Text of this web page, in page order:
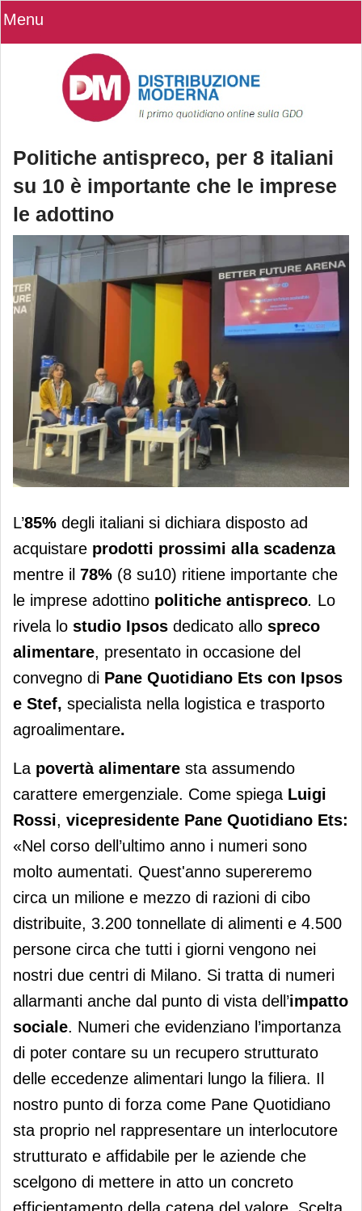
Menu
Politiche antispreco, per 8 italiani
su 10 è importante che le imprese
le adottino
Politiche antispreco, per 8 italiani su
10 è importante che le imprese le
adottino
L’85% degli italiani si dichiara disposto ad
acquistare prodotti prossimi alla scadenza
mentre il 78% (8 su10) ritiene importante che
le imprese adottino politiche antispreco. Lo
rivela lo studio Ipsos dedicato allo spreco
alimentare, presentato in occasione del
convegno di Pane Quotidiano Ets con Ipsos
e Stef, specialista nella logistica e trasporto
agroalimentare.
La povertà alimentare sta assumendo
carattere emergenziale. Come spiega Luigi
Rossi, vicepresidente Pane Quotidiano Ets:
«Nel corso dell’ultimo anno i numeri sono
molto aumentati. Quest'anno supereremo
circa un milione e mezzo di razioni di cibo
distribuite, 3.200 tonnellate di alimenti e 4.500
persone circa che tutti i giorni vengono nei
nostri due centri di Milano. Si tratta di numeri
allarmanti anche dal punto di vista dell’impatto
sociale. Numeri che evidenziano l’importanza
di poter contare su un recupero strutturato
delle eccedenze alimentari lungo la filiera. Il
nostro punto di forza come Pane Quotidiano
sta proprio nel rappresentare un interlocutore
strutturato e affidabile per le aziende che
scelgono di mettere in atto un concreto